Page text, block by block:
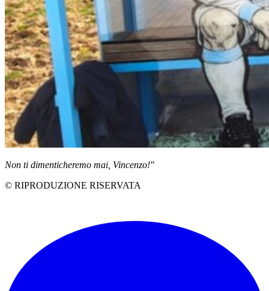
Non ti dimenticheremo mai, Vincenzo!"
© RIPRODUZIONE RISERVATA